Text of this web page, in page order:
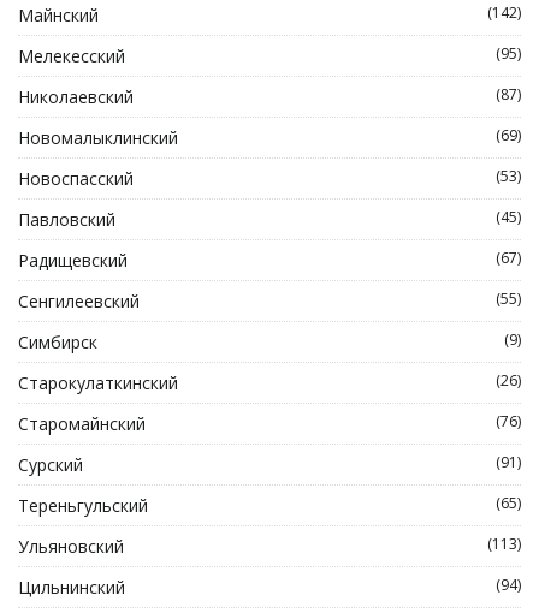
Майнский (142)
Мелекесский (95)
Николаевский (87)
Новомалыклинский (69)
Новоспасский (53)
Павловский (45)
Радищевский (67)
Сенгилеевский (55)
Симбирск (9)
Старокулаткинский (26)
Старомайнский (76)
Сурский (91)
Тереньгульский (65)
Ульяновский (113)
Цильнинский (94)